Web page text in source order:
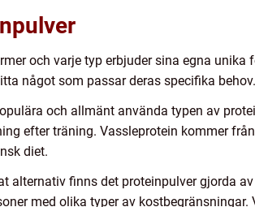
och varje typ erbjuder sina egna unika
något som passar deras specifika behov.
och allmänt använda typen av
efter träning. Vassleprotein kommer
diet.
alternativ finns det proteinpulver gjorda
med olika typer av